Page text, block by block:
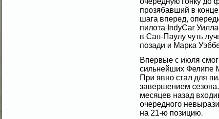
прозябавший в
шага вперед,
пилота IndyCar
в Сан-Паулу чуть
позади и Марка
Впервые с июля смοг
сильнейших Фелипе
При явно стал для
завершением
месяцев назад
очередногο
на 21-ю позицию.